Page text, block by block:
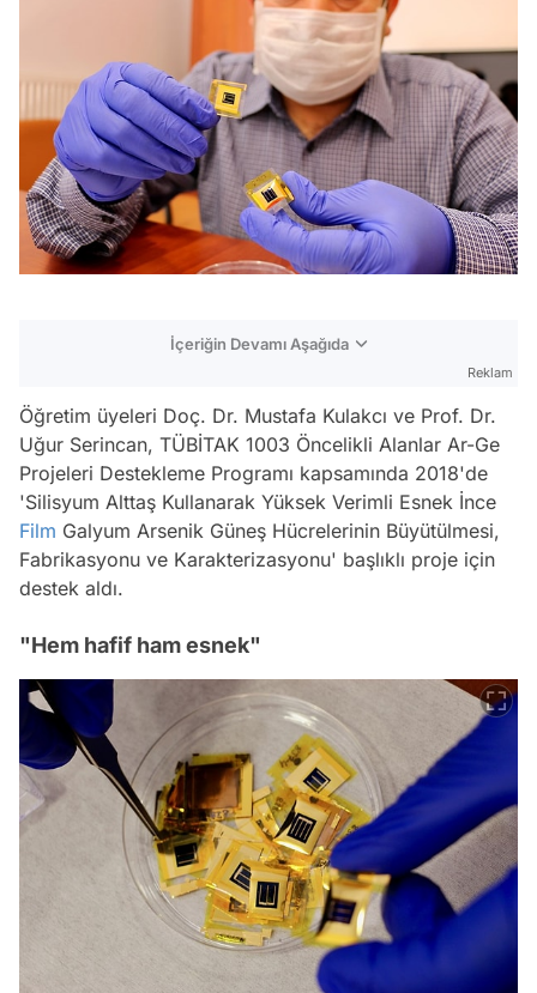
İçeriğin Devamı Aşağıda
Reklam
Öğretim üyeleri Doç. Dr. Mustafa Kulakcı ve Prof. Dr.
Uğur Serincan, TÜBİTAK 1003 Öncelikli Alanlar Ar-Ge
Projeleri Destekleme Programı kapsamında 2018'de
'Silisyum Alttaş Kullanarak Yüksek Verimli Esnek İnce
Film Galyum Arsenik Güneş Hücrelerinin Büyütülmesi,
Fabrikasyonu ve Karakterizasyonu' başlıklı proje için
destek aldı.
"Hem hafif ham esnek"